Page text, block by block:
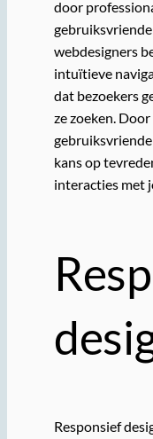
door
webdesigners
intuïtieve
dat bezoekers
ze zoeken.
kans op
interacties met
Responsief